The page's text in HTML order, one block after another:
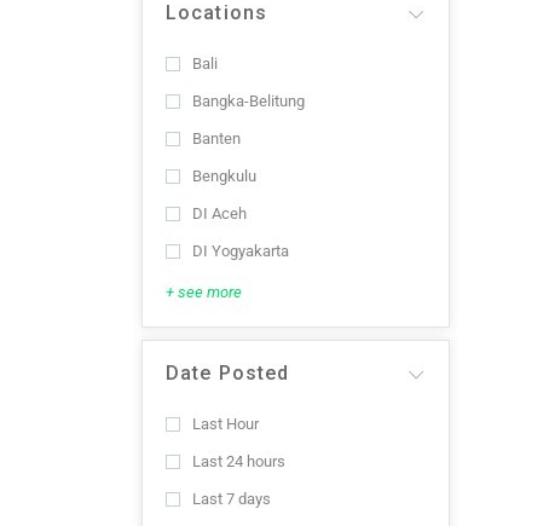
Locations
Bali
Bangka-Belitung
Banten
Bengkulu
DI Aceh
DI Yogyakarta
+ see more
Date Posted
Last Hour
Last 24 hours
Last 7 days